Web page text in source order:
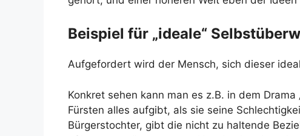
Beispiel für „ideale“
Aufgefordert wird der Mensch, sich dieser
Konkret sehen kann man es z.B. in dem
Fürsten alles aufgibt, als sie seine
Bürgerstochter, gibt die nicht zu haltende